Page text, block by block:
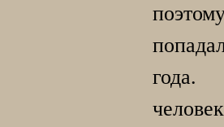
года.